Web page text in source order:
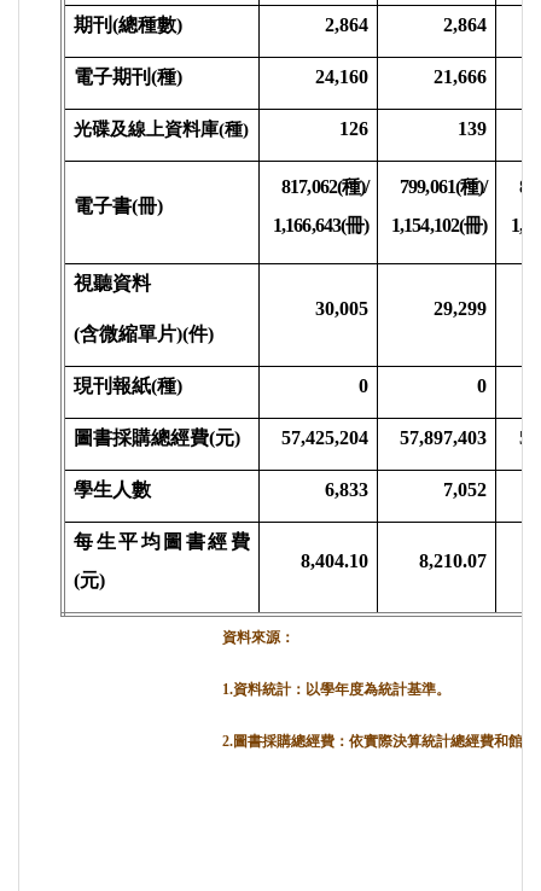
期刊(總種數) 2,864 2,864
電子期刊(種) 24,160 21,666
光碟及線上資料庫(種) 126 139
電子書(冊)
817,062(種)/
1,166,643(冊)
799,061(種)/
1,154,102(冊)
視聽資料
(含微縮單片)(件)
30,005 29,299
現刊報紙(種) 0 0
圖書採購總經費(元) 57,425,204 57,897,403
學生人數 6,833 7,052
每生平均圖書經費
(元)
8,404.10 8,210.07
資料來源：
1.資料統計： 以學年度為統計基準。
2.圖書採購總經費 ： 依實際決算統計總經費和館